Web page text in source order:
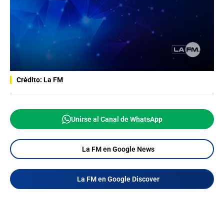
Crédito: La FM
Unirse al Canal de WhatsApp
La FM en Google News
La FM en Google Discover